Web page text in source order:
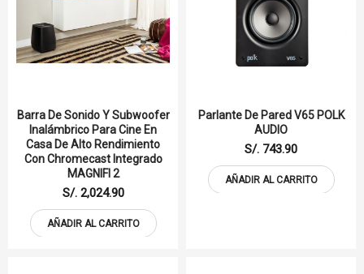
Barra De Sonido Y Subwoofer
Inalámbrico Para Cine En
Casa De Alto Rendimiento
Con Chromecast Integrado
MAGNIFI 2
S/. 2,024.90
AÑADIR AL CARRITO
Parlante De Pared V65 POLK
AUDIO
S/. 743.90
AÑADIR AL CARRITO